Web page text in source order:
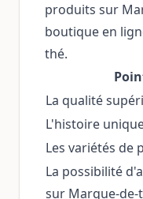
produits sur
boutique en
thé.
La qualité
L'histoire
Les variétés de
La possibilité
sur Marque-de-